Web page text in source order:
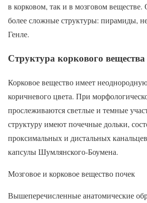
в корковом, так и в мозговом
более сложные структуры: пирамиды,
Генле.
Структура коркового
Корковое вещество имеет
коричневого цвета. При
прослеживаются светлые и темные
структуру имеют почечные дольки,
проксимальных и дистальных
капсулы Шумлянского-Боумена.
Мозговое и корковое вещество почек
Вышеперечисленные анатомические